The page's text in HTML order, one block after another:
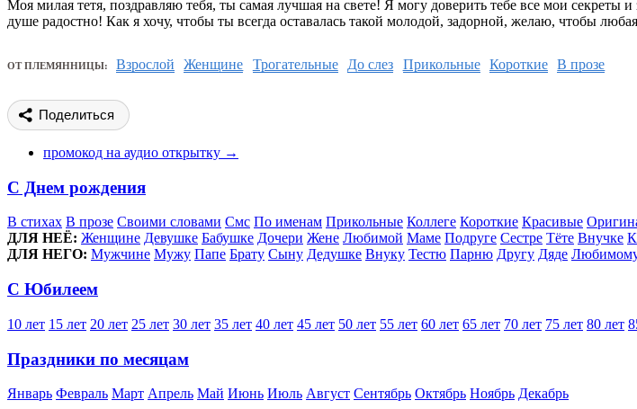
Моя милая тетя, поздравляю тебя, ты самая лучшая на свете! Я могу доверить тебе все мои секреты
душе радостно! Как я хочу, чтобы ты всегда оставалась такой молодой, задорной, желаю, чтобы
ОТ ПЛЕМЯННИЦЫ: Взрослой Женщине Трогательные До слез Прикольные Короткие В прозе
Поделиться
промокод на аудио открытку →
С Днем рождения
В стихах В прозе Своими словами Смс По именам Прикольные Коллеге Короткие Красивые
ДЛЯ НЕЁ: Женщине Девушке Бабушке Дочери Жене Любимой Маме Подруге Сестре Тёте Внучке
ДЛЯ НЕГО: Мужчине Мужу Папе Брату Сыну Дедушке Внуку Тестю Парню Другу Дяде
С Юбилеем
10 лет 15 лет 20 лет 25 лет 30 лет 35 лет 40 лет 45 лет 50 лет 55 лет 60 лет 65 лет 70 лет 75 лет 80 лет
Праздники по месяцам
Январь Февраль Март Апрель Май Июнь Июль Август Сентябрь Октябрь Ноябрь Декабрь